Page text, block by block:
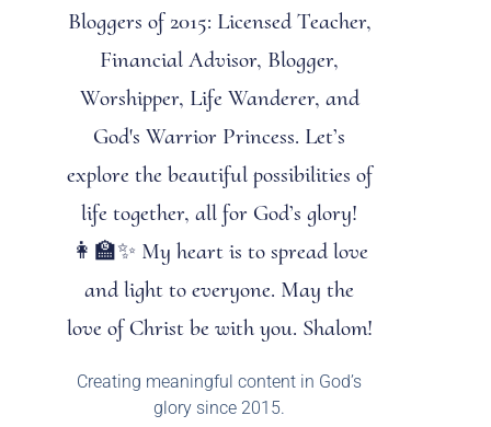
Bloggers of 2015: Licensed Teacher,
Financial Advisor, Blogger,
Worshipper, Life Wanderer, and
God's Warrior Princess. Let’s
explore the beautiful possibilities of
life together, all for God’s glory!
👩‍🏫✨ My heart is to spread love
and light to everyone. May the
love of Christ be with you. Shalom!
Creating meaningful content in God’s
glory since 2015.